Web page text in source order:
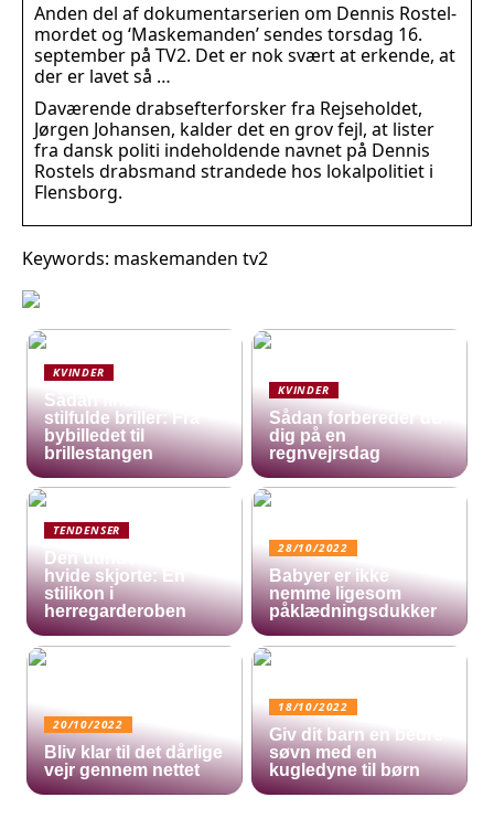
Anden del af dokumentarserien om Dennis Rostel-
mordet og ‘Maskemanden’ sendes torsdag 16.
september på TV2. Det er nok svært at erkende, at
der er lavet så …
Daværende drabsefterforsker fra Rejseholdet,
Jørgen Johansen, kalder det en grov fejl, at lister
fra dansk politi indeholdende navnet på Dennis
Rostels drabsmand strandede hos lokalpolitiet i
Flensborg.
Keywords: maskemanden tv2
KVINDER
Sådan finder du
stilfulde briller: Fra
bybilledet til
brillestangen
KVINDER
Sådan forbereder du
dig på en
regnvejrsdag
TENDENSER
Den uundværlige
hvide skjorte: En
stilikon i
herregarderoben
28/10/2022
Babyer er ikke
nemme ligesom
påklædningsdukker
20/10/2022
Bliv klar til det dårlige
vejr gennem nettet
18/10/2022
Giv dit barn en bedre
søvn med en
kugledyne til børn